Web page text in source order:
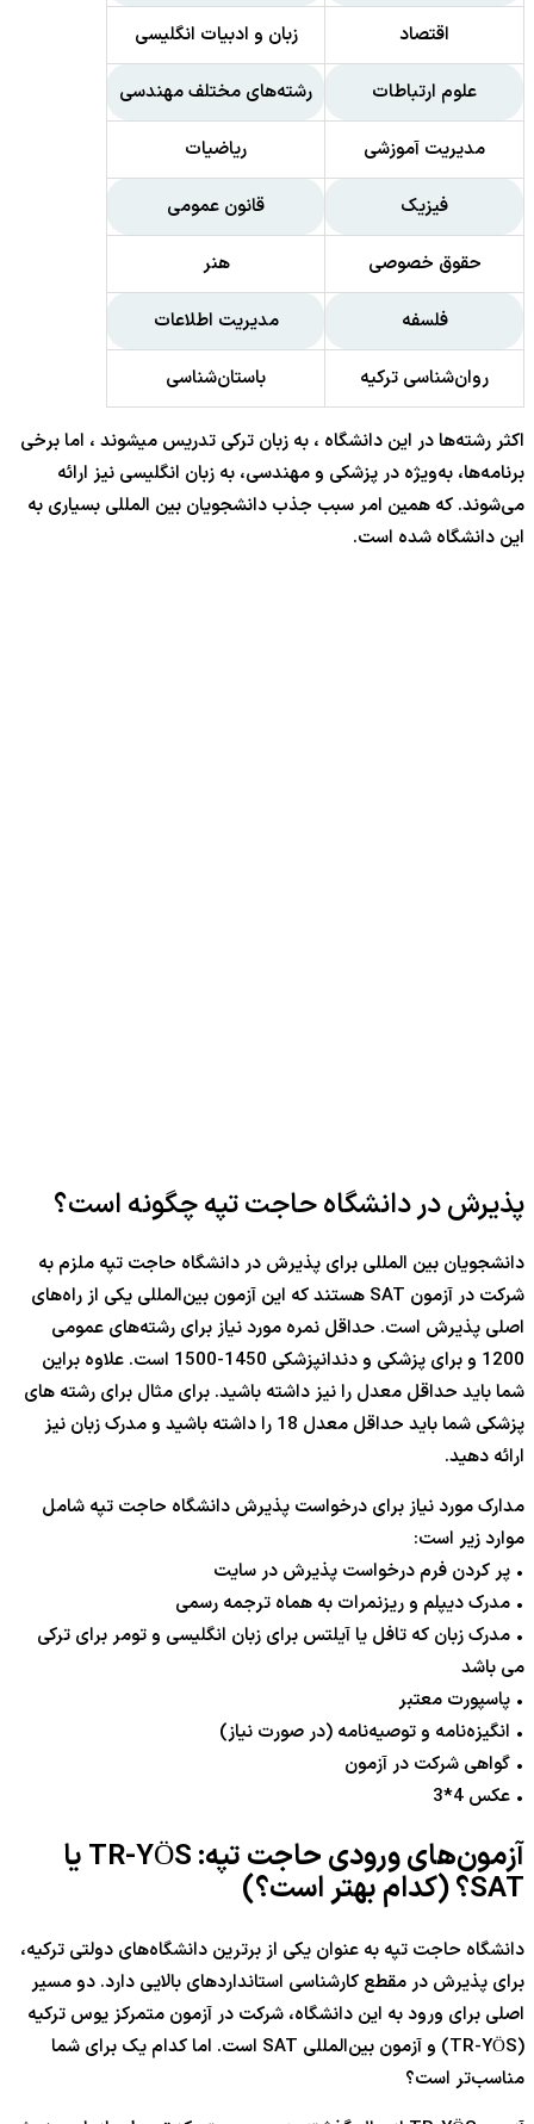
اقتصاد زبان و ادبیات انگلیسی
علوم ارتباطات رشته‌های مختلف مهندسی
مدیریت آموزشی ریاضیات
فیزیک قانون عمومی
حقوق خصوصی هنر
فلسفه مدیریت اطلاعات
روان‌شناسی ترکیه باستان‌شناسی
اکثر رشته‌ها در این دانشگاه ، به زبان ترکی تدریس میشوند ، اما برخی
برنامه‌ها، به‌ویژه در پزشکی و مهندسی، به زبان انگلیسی نیز ارائه
می‌شوند. که همین امر سبب جذب دانشجویان بین المللی بسیاری به
این دانشگاه شده است.
پذیرش در دانشگاه حاجت تپه چگونه است؟
دانشجویان بین المللی برای پذیرش در دانشگاه حاجت تپه ملزم به
شرکت در آزمون SAT هستند که این آزمون بین‌المللی یکی از راه‌های
اصلی پذیرش است. حداقل نمره مورد نیاز برای رشته‌های عمومی
1200 و برای پزشکی و دندانپزشکی 1450-1500 است. علاوه براین
شما باید حداقل معدل را نیز داشته باشید. برای مثال برای رشته های
پزشکی شما باید حداقل معدل 18 را داشته باشید و مدرک زبان نیز
ارائه دهید.
مدارک مورد نیاز برای درخواست پذیرش دانشگاه حاجت تپه شامل
موارد زیر است:
• پر کردن فرم درخواست پذیرش در سایت
• مدرک دیپلم و ریزنمرات به هماه ترجمه رسمی
• مدرک زبان که تافل یا آیلتس برای زبان انگلیسی و تومر برای ترکی
می باشد
• پاسپورت معتبر
• انگیزه‌نامه و توصیه‌نامه (در صورت نیاز)
• گواهی شرکت در آزمون
• عکس 4*3
آزمون‌های ورودی حاجت تپه: TR-YÖS یا
SAT؟ (کدام بهتر است؟)
دانشگاه حاجت تپه به عنوان یکی از برترین دانشگاه‌های دولتی ترکیه،
برای پذیرش در مقطع کارشناسی استانداردهای بالایی دارد. دو مسیر
اصلی برای ورود به این دانشگاه، شرکت در آزمون متمرکز یوس ترکیه
(TR-YÖS) و آزمون بین‌المللی SAT است. اما کدام یک برای شما
مناسب‌تر است؟